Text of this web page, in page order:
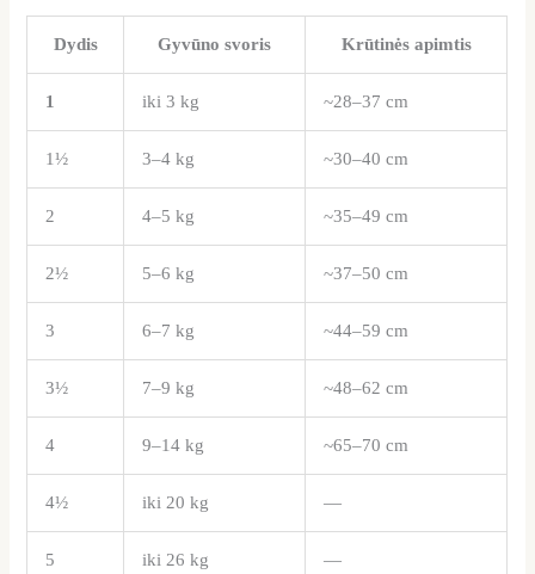
Dydis Gyvūno svoris Krūtinės apimtis
1 iki 3 kg ~28–37 cm
1½ 3–4 kg ~30–40 cm
2 4–5 kg ~35–49 cm
2½ 5–6 kg ~37–50 cm
3 6–7 kg ~44–59 cm
3½ 7–9 kg ~48–62 cm
4 9–14 kg ~65–70 cm
4½ iki 20 kg —
5 iki 26 kg —